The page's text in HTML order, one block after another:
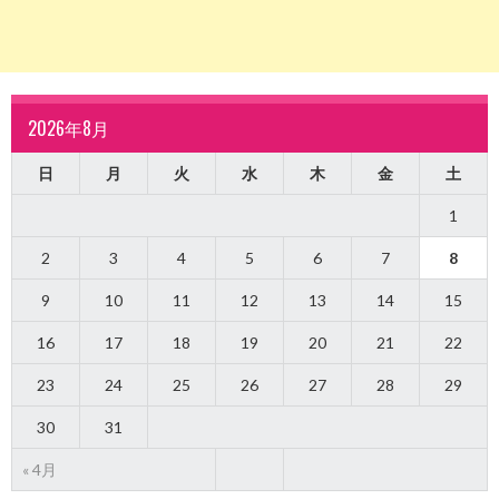
2026年8月
日 月 火 水 木 金 土
« 4月
1
2 3 4 5 6 7 8
9 10 11 12 13 14 15
16 17 18 19 20 21 22
23 24 25 26 27 28 29
30 31